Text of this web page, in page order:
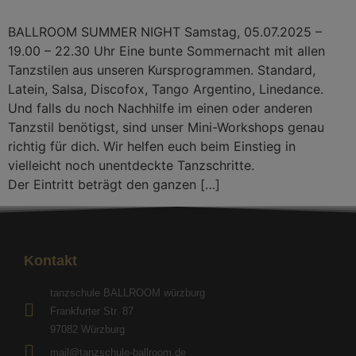
BALLROOM SUMMER NIGHT Samstag, 05.07.2025 –
19.00 – 22.30 Uhr Eine bunte Sommernacht mit allen
Tanzstilen aus unseren Kursprogrammen. Standard,
Latein, Salsa, Discofox, Tango Argentino, Linedance.
Und falls du noch Nachhilfe im einen oder anderen
Tanzstil benötigst, sind unser Mini-Workshops genau
richtig für dich. Wir helfen euch beim Einstieg in
vielleicht noch unentdeckte Tanzschritte.
Der Eintritt beträgt den ganzen […]
Kontakt
tanzschule BALLROOM würzburg
Frankfurter Str. 87
97082 Würzburg
mail@tanzschule-ballroom.de